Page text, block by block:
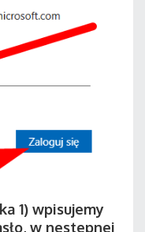
1) wpisujemy
w nestepnej